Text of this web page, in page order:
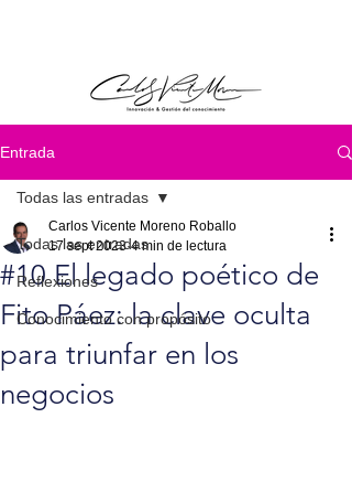
Entrada
Todas las entradas
Reflexiones
Conocimiento con propósito
Todas las entradas
#10 El legado poético de
Fito Páez: la clave oculta
para triunfar en los
negocios
Carlos Vicente Moreno Roballo
17 sept 2023 4 min de lectura